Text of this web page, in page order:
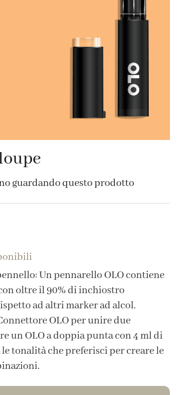
guardando questo prodotto
Un pennarello OLO contiene
oltre il 90% di inchiostro
ad altri marker ad alcol.
OLO per unire due
un OLO a doppia punta con 4 ml di
tonalità che preferisci per creare le